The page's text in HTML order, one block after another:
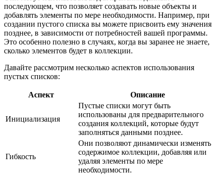
последующем, что позволяет создавать новые объекты и
добавлять элементы по мере необходимости. Например, при
создании пустого списка вы можете присвоить ему значения
позднее, в зависимости от потребностей вашей программы.
Это особенно полезно в случаях, когда вы заранее не знаете,
сколько элементов будет в коллекции.
Давайте рассмотрим несколько аспектов использования
пустых списков:
Аспект Описание
Инициализация
Пустые списки могут быть
использованы для предварительного
создания коллекций, которые будут
заполняться данными позднее.
Гибкость
Они позволяют динамически изменять
содержимое коллекции, добавляя или
удаляя элементы по мере
необходимости.